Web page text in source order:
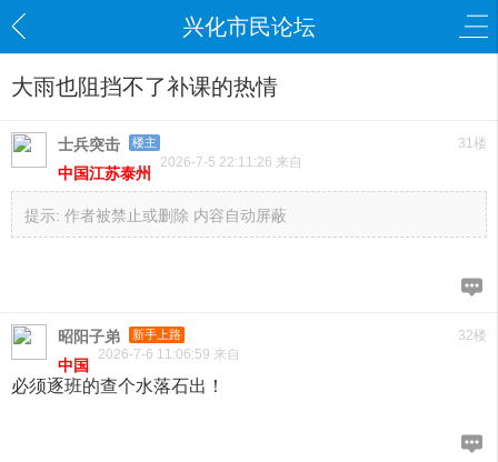
兴化市民论坛
大雨也阻挡不了补课的热情
31楼
士兵突击 楼主
2026-7-5 22:11:26 来自
中国江苏泰州
提示: 作者被禁止或删除 内容自动屏蔽
32楼
昭阳子弟 新手上路
2026-7-6 11:06:59 来自
中国
必须逐班的查个水落石出！